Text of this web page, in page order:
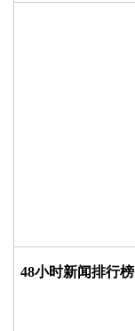
48小时新闻排行榜